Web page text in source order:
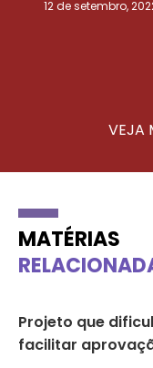
12 de setembro,
VEJA
MATÉRIAS
Projeto que
facilitar